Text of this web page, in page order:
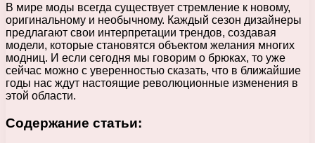
В мире моды всегда существует стремление к новому,
оригинальному и необычному. Каждый сезон дизайнеры
предлагают свои интерпретации трендов, создавая
модели, которые становятся объектом желания многих
модниц. И если сегодня мы говорим о брюках, то уже
сейчас можно с уверенностью сказать, что в ближайшие
годы нас ждут настоящие революционные изменения в
этой области.
Содержание статьи: